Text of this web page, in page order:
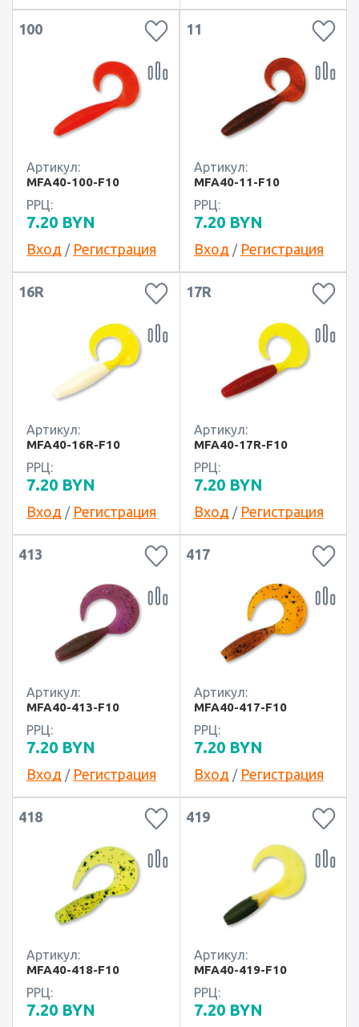
100
Артикул:
MFA40-100-F10
РРЦ:
7.20 BYN
Вход / Регистрация
11
Артикул:
MFA40-11-F10
РРЦ:
7.20 BYN
Вход / Регистрация
16R
Артикул:
MFA40-16R-F10
РРЦ:
7.20 BYN
Вход / Регистрация
17R
Артикул:
MFA40-17R-F10
РРЦ:
7.20 BYN
Вход / Регистрация
413
Артикул:
MFA40-413-F10
РРЦ:
7.20 BYN
Вход / Регистрация
417
Артикул:
MFA40-417-F10
РРЦ:
7.20 BYN
Вход / Регистрация
418
Артикул:
MFA40-418-F10
РРЦ:
7.20 BYN
419
Артикул:
MFA40-419-F10
РРЦ:
7.20 BYN